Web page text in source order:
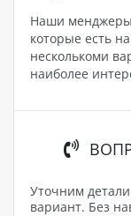
Наши
которые есть
несколькоми
наиболее
Уточним
вариант. Без